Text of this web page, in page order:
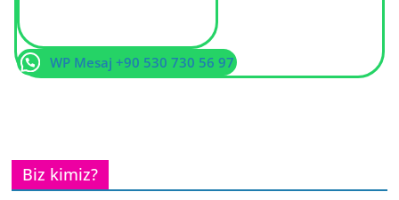
WP Mesaj +90 530 730 56 97
Biz kimiz?